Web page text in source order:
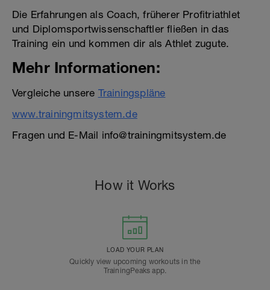
Die Erfahrungen als Coach, früherer Profitriathlet
und Diplomsportwissenschaftler fließen in das
Training ein und kommen dir als Athlet zugute.
Mehr Informationen:
Vergleiche unsere Trainingspläne
www.trainingmitsystem.de
Fragen und E-Mail info@trainingmitsystem.de
How it Works
LOAD YOUR PLAN
Quickly view upcoming workouts in the
TrainingPeaks app.